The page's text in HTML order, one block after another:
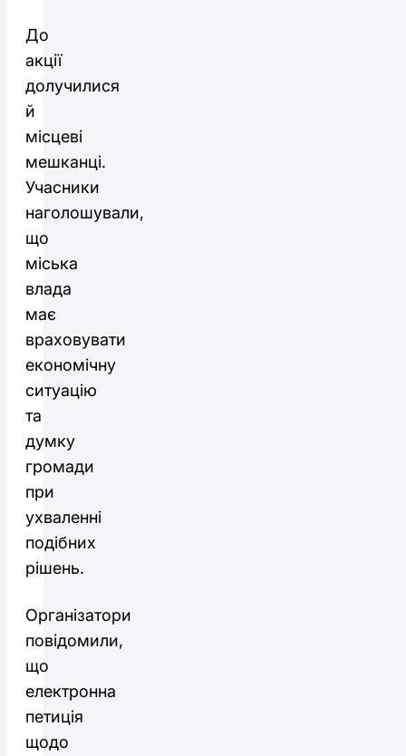
До
акції
долучилися
й
місцеві
мешканці.
Учасники
наголошували,
що
міська
влада
має
враховувати
економічну
ситуацію
та
думку
громади
при
ухваленні
подібних
рішень.
Організатори
повідомили,
що
електронна
петиція
щодо